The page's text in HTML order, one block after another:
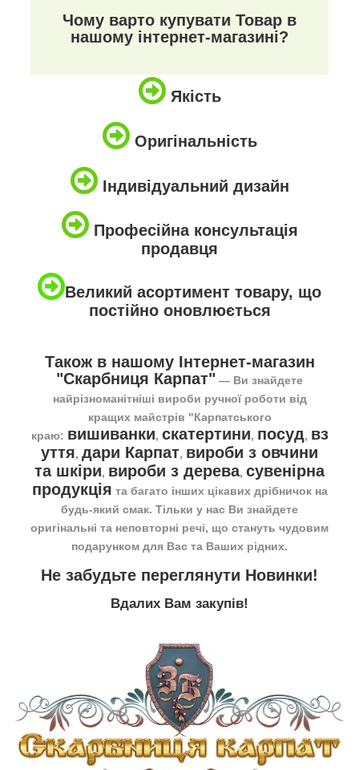
Чому варто купувати Товар в
нашому інтернет-магазині?
Якість
Оригінальність
Індивідуальний дизайн
Професійна консультація
продавця
Великий асортимент товару, що
постійно оновлюється
Також в нашому Інтернет-магазин
"Скарбниця Карпат" ― Ви знайдете
найрізноманітніші вироби ручної роботи від
кращих майстрів "Карпатського
краю: вишиванки, скатертини, посуд, вз
уття, дари Карпат, вироби з овчини
та шкіри, вироби з дерева, сувенірна
продукція та багато інших цікавих дрібничок на
будь-який смак. Тільки у нас Ви знайдете
оригінальні та неповторні речі, що стануть чудовим
подарунком для Вас та Ваших рідних.
Не забудьте переглянути Новинки!
Вдалих Вам закупів!